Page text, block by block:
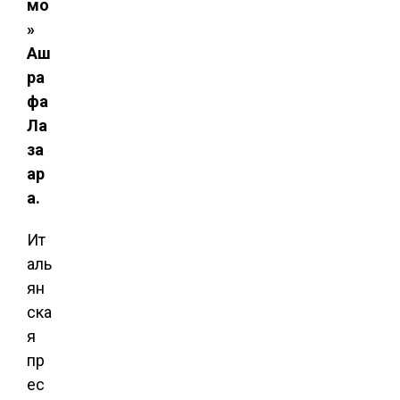
мо
»
Аш
ра
фа
Ла
за
ар
а.
Ит
аль
ян
ска
я
пр
ес